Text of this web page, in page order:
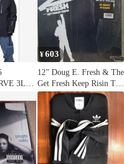
3L
¥603
12” Doug E. Fresh & The
Get Fresh Keep Risin To
The Top / Guess Who
D3101 Reality /00250